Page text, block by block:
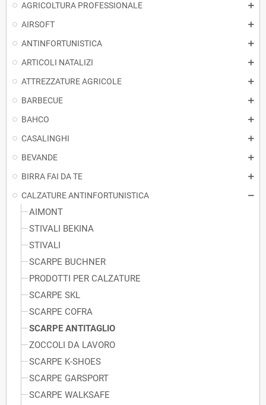
AGRICOLTURA PROFESSIONALE
AIRSOFT
ANTINFORTUNISTICA
ARTICOLI NATALIZI
ATTREZZATURE AGRICOLE
BARBECUE
BAHCO
CASALINGHI
BEVANDE
BIRRA FAI DA TE
CALZATURE ANTINFORTUNISTICA
AIMONT
STIVALI BEKINA
STIVALI
SCARPE BUCHNER
PRODOTTI PER CALZATURE
SCARPE SKL
SCARPE COFRA
SCARPE ANTITAGLIO
ZOCCOLI DA LAVORO
SCARPE K-SHOES
SCARPE GARSPORT
SCARPE WALKSAFE